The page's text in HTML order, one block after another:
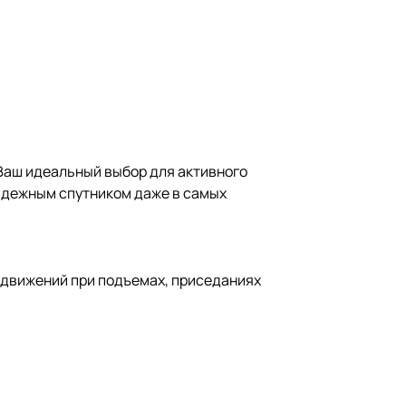
идеальный выбор для активного
спутником даже в самых
при подъемах, приседаниях